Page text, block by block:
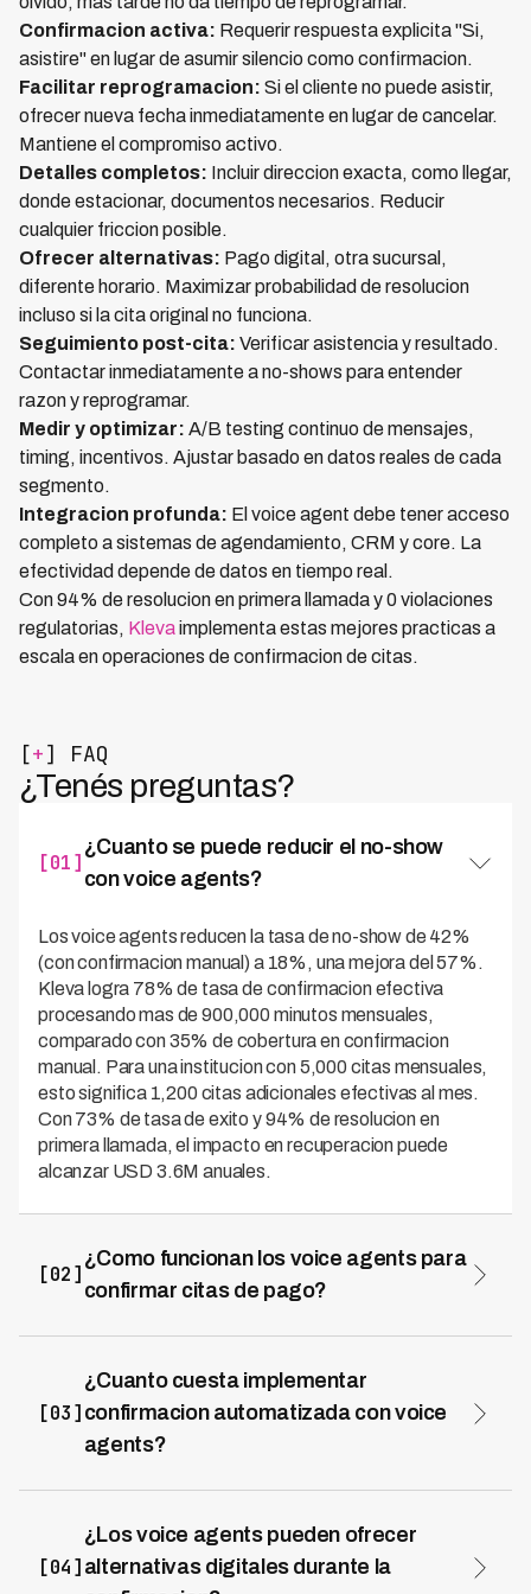
Confirmacion activa: Requerir respuesta explicita "Si,
asistire" en lugar de asumir silencio como confirmacion.
Facilitar reprogramacion: Si el cliente no puede asistir,
ofrecer nueva fecha inmediatamente en lugar de cancelar.
Mantiene el compromiso activo.
Detalles completos: Incluir direccion exacta, como llegar,
donde estacionar, documentos necesarios. Reducir
cualquier friccion posible.
Ofrecer alternativas: Pago digital, otra sucursal,
diferente horario. Maximizar probabilidad de resolucion
incluso si la cita original no funciona.
Seguimiento post-cita: Verificar asistencia y resultado.
Contactar inmediatamente a no-shows para entender
razon y reprogramar.
Medir y optimizar: A/B testing continuo de mensajes,
timing, incentivos. Ajustar basado en datos reales de cada
segmento.
Integracion profunda: El voice agent debe tener acceso
completo a sistemas de agendamiento, CRM y core. La
efectividad depende de datos en tiempo real.
Con 94% de resolucion en primera llamada y 0 violaciones
regulatorias, Klevaimplementa estas mejores practicas a
escala en operaciones de confirmacion de citas.
[+] FAQ
¿Tenés preguntas?
[01]
¿Cuanto se puede reducir el no-show
con voice agents?
Los voice agents reducen la tasa de no-show de 42%
(con confirmacion manual) a 18%, una mejora del 57%.
Kleva logra 78% de tasa de confirmacion efectiva
procesando mas de 900,000 minutos mensuales,
comparado con 35% de cobertura en confirmacion
manual. Para una institucion con 5,000 citas mensuales,
esto significa 1,200 citas adicionales efectivas al mes.
Con 73% de tasa de exito y 94% de resolucion en
primera llamada, el impacto en recuperacion puede
alcanzar USD 3.6M anuales.
[02]
¿Como funcionan los voice agents para
confirmar citas de pago?
activa de compromiso, deteccion de posibles
impedimentos y oferta de alternativas. Recordatorio
final 24 horas antes con instrucciones de llegada y
validacion de documentos. Kleva opera en 7 paises de
regulatorias. Si el cliente no puede asistir, el voice agent
reprograma inmediatamente u ofrece pago digital como
alternativa.
[03]
¿Cuanto cuesta implementar
confirmacion automatizada con voice
agents?
87.5%. La cobertura aumenta de 40% a 98%,
confirmando practicamente todas las citas
programadas. Para operaciones multipaís, el ahorro es
[04]
¿Los voice agents pueden ofrecer
alternativas digitales durante la